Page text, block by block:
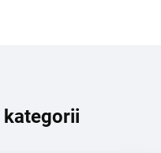
kategorii